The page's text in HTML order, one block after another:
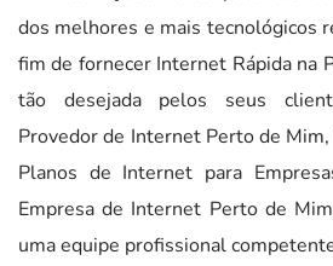
dos melhores e mais tecnológicos
fim de fornecer Internet Rápida na
tão desejada pelos seus
Provedor de Internet Perto de
Planos de Internet para
Empresa de Internet Perto de
uma equipe profissional